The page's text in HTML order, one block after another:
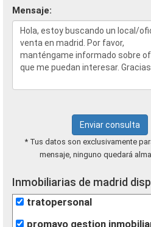
Mensaje:
Enviar consulta
* Tus datos son exclusivamente
mensaje, ninguno quedará
Inmobiliarias de madrid
tratopersonal
promayo gestion